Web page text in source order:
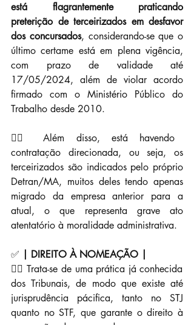
está flagrantemente praticando
preterição de terceirizados em desfavor
dos concursados, considerando-se que o
último certame está em plena vigência,
com prazo de validade até
17/05/2024, além de violar acordo
firmado com o Ministério Público do
Trabalho desde 2010.
👉🏼 Além disso, está havendo
contratação direcionada, ou seja, os
terceirizados são indicados pelo próprio
Detran/MA, muitos deles tendo apenas
migrado da empresa anterior para a
atual, o que representa grave ato
atentatório à moralidade administrativa.
✅
| DIREITO À NOMEAÇÃO |
👉🏼 Trata-se de uma prática já conhecida
dos Tribunais, de modo que existe até
jurisprudência pácifica, tanto no STJ
quanto no STF, que garante o direito à